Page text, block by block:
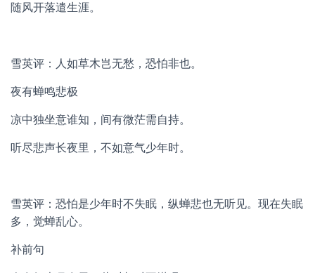
随风开落遣生涯。
雪英评：人如草木岂无愁，恐怕非也。
夜有蝉鸣悲极
凉中独坐意谁知，间有微茫需自持。
听尽悲声长夜里，不如意气少年时。
雪英评：恐怕是少年时不失眠，纵蝉悲也无听见。现在失眠
多，觉蝉乱心。
补前句